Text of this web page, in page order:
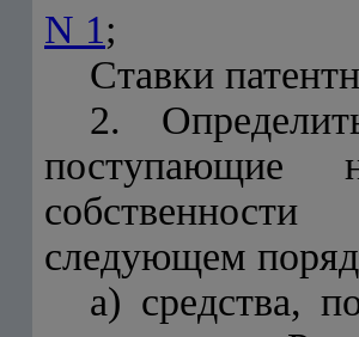
N 1;
Ставки
2.
поступающие
следующем
а) средства,